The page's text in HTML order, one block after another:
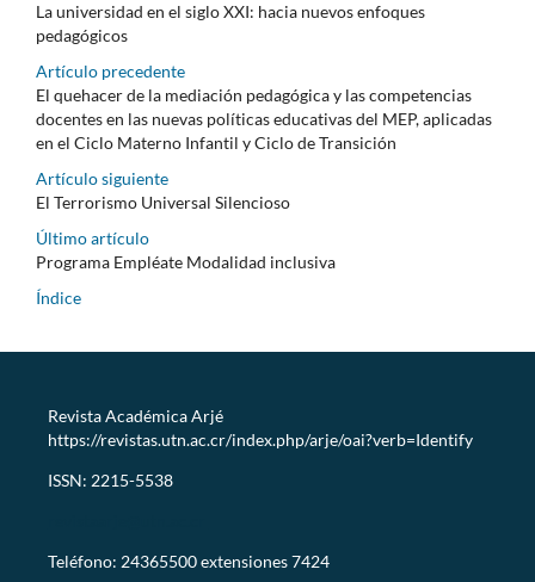
La universidad en el siglo XXI: hacia nuevos enfoques
pedagógicos
Artículo precedente
El quehacer de la mediación pedagógica y las competencias
docentes en las nuevas políticas educativas del MEP, aplicadas
en el Ciclo Materno Infantil y Ciclo de Transición
Artículo siguiente
El Terrorismo Universal Silencioso
Último artículo
Programa Empléate Modalidad inclusiva
Índice
Revista Académica Arjé
https://revistas.utn.ac.cr/index.php/arje/oai?verb=Identify
ISSN: 2215-5538
Teléfono: 24365500 extensiones 7424